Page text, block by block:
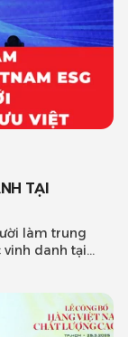
TẠI
làm trung
danh tại